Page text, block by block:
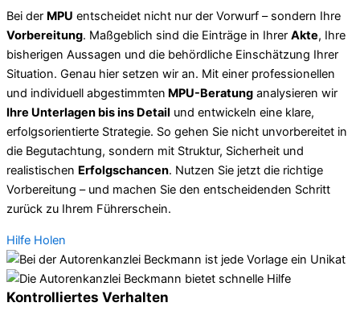
Bei der MPU entscheidet nicht nur der Vorwurf – sondern Ihre
Vorbereitung. Maßgeblich sind die Einträge in Ihrer Akte, Ihre
bisherigen Aussagen und die behördliche Einschätzung Ihrer
Situation. Genau hier setzen wir an. Mit einer professionellen
und individuell abgestimmten MPU-Beratung analysieren wir
Ihre Unterlagen bis ins Detail und entwickeln eine klare,
erfolgsorientierte Strategie. So gehen Sie nicht unvorbereitet in
die Begutachtung, sondern mit Struktur, Sicherheit und
realistischen Erfolgschancen. Nutzen Sie jetzt die richtige
Vorbereitung – und machen Sie den entscheidenden Schritt
zurück zu Ihrem Führerschein.
Hilfe Holen
Kontrolliertes Verhalten